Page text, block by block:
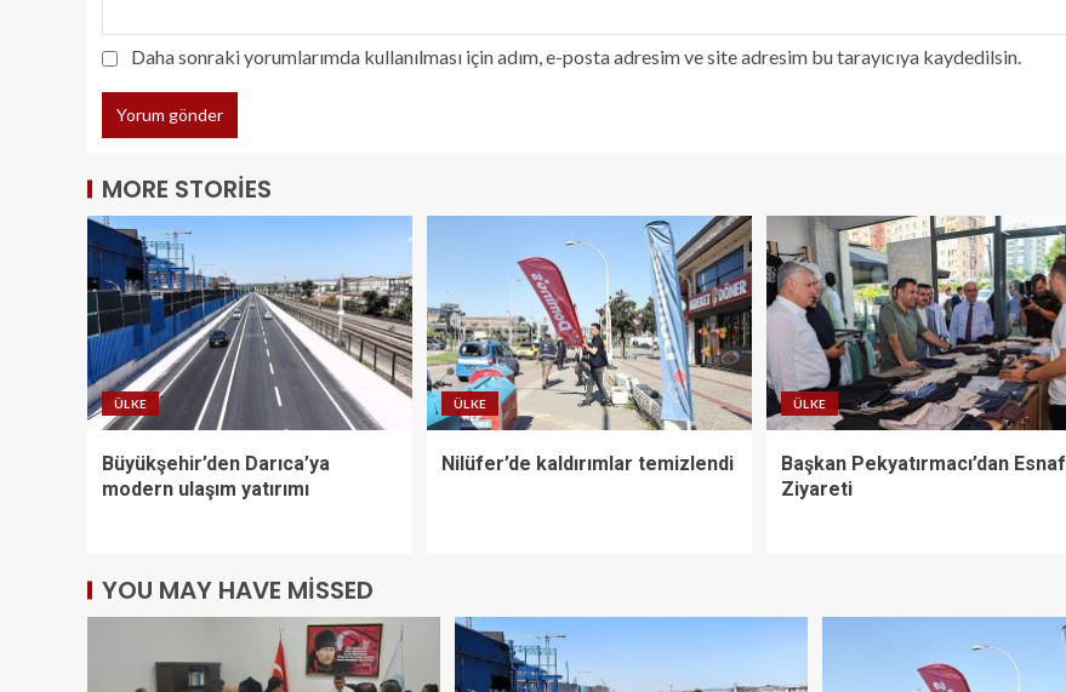
Daha sonraki yorumlarımda kullanılması için adım, e-posta adresim ve site adresim bu tarayıcıya kaydedilsin.
MORE STORIES
ÜLKE
Büyükşehir’den Darıca’ya
modern ulaşım yatırımı
ÜLKE
Nilüfer’de kaldırımlar temizlendi
ÜLKE
Başkan Pekyatırmacı’dan Esnaf
Ziyareti
YOU MAY HAVE MISSED